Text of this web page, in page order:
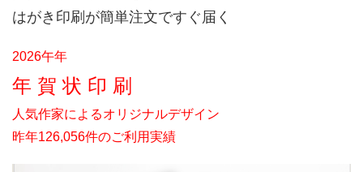
はがき印刷が簡単注文ですぐ届く
2026午年
年 賀 状 印 刷
人気作家によるオリジナルデザイン
昨年126,056件のご利用実績